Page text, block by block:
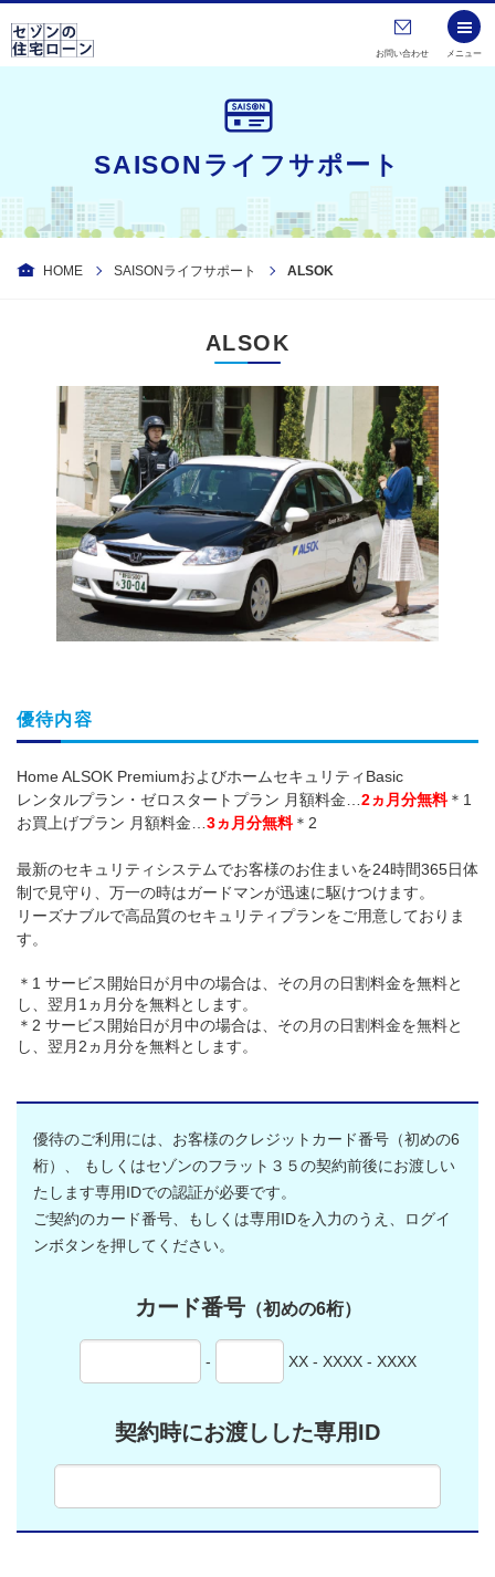
お問い合わせ メニュー
SAISONライフサポート
HOME SAISONライフサポート ALSOK
ALSOK
優待内容
Home ALSOK PremiumおよびホームセキュリティBasic
レンタルプラン・ゼロスタートプラン 月額料金…2ヵ月分無料＊1
お買上げプラン 月額料金…3ヵ月分無料＊2
最新のセキュリティシステムでお客様のお住まいを24時間365日体
制で見守り、万一の時はガードマンが迅速に駆けつけます。
リーズナブルで高品質のセキュリティプランをご用意しておりま
す。
＊1 サービス開始日が月中の場合は、その月の日割料金を無料と
し、翌月1ヵ月分を無料とします。
＊2 サービス開始日が月中の場合は、その月の日割料金を無料と
し、翌月2ヵ月分を無料とします。
優待のご利用には、お客様のクレジットカード番号（初めの6
桁）、
もしくはセゾンのフラット３５の契約前後にお渡しい
たします専用IDでの認証が必要です。
ご契約のカード番号、もしくは専用IDを入力のうえ、ログイ
ンボタンを押してください。
カード番号（初めの6桁）
- XX - XXXX - XXXX
契約時にお渡しした専用ID